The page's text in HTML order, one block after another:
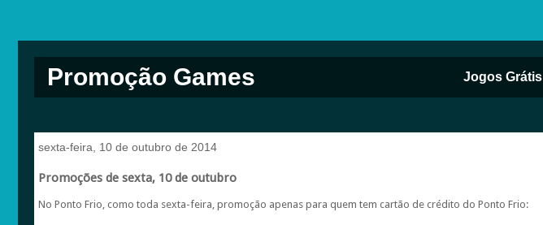
Promoção Games Jogos Grátis
sexta-feira, 10 de outubro de 2014
Promoções de sexta, 10 de outubro
No Ponto Frio, como toda sexta-feira, promoção apenas para quem tem cartão de crédito do Ponto Frio: